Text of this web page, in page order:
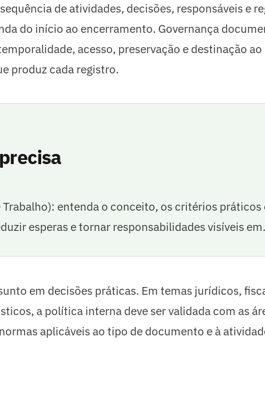
de atividades, decisões, responsáveis e
do início ao encerramento. Governança
acesso, preservação e destinação ao
produz cada registro.
entenda o conceito, os critérios práticos
esperas e tornar responsabilidades visíveis
em decisões práticas. Em temas jurídicos,
a política interna deve ser validada com as
aplicáveis ao tipo de documento e à